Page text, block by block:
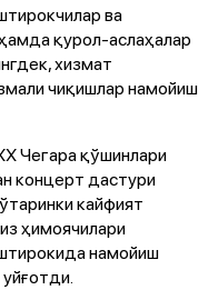
ва
қурол-аслаҳалар
хизмат
чиқишлар намойиш
Чегара қўшинлари
концерт дастури
кайфият
ҳимоячилари
намойиш